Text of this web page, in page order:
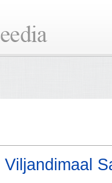
Viljandimaal